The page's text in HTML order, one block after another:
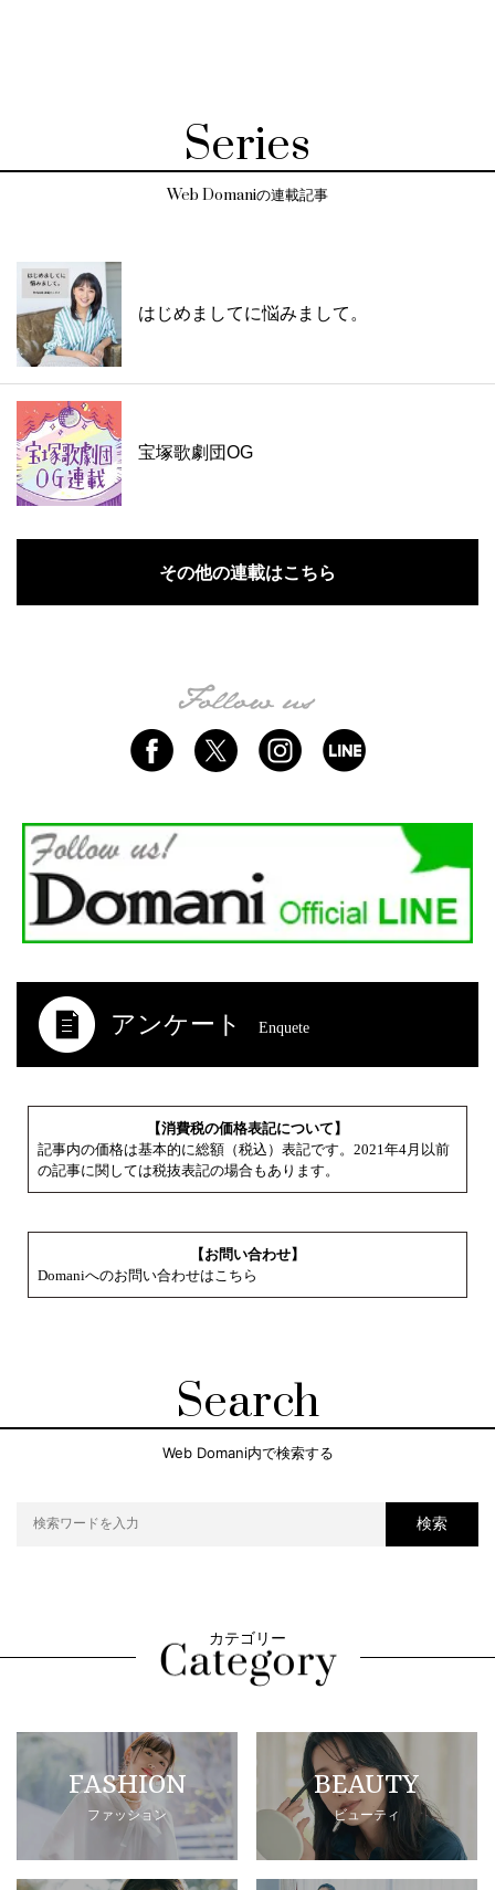
Series
Web Domaniの連載記事
はじめましてに悩みまして。
宝塚歌劇団OG
その他の連載はこちら
アンケート Enquete
【消費税の価格表記について】
記事内の価格は基本的に総額（税込）表記です。2021年4月以前
の記事に関しては税抜表記の場合もあります。
【お問い合わせ】
Domaniへのお問い合わせはこちら
Search
Web Domani内で検索する
検索
カテゴリー
FASHION
ファッション
BEAUTY
ビューティ